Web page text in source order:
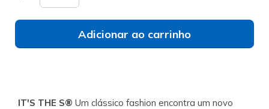
Adicionar ao carrinho
IT'S THE S® Um clássico fashion encontra um novo